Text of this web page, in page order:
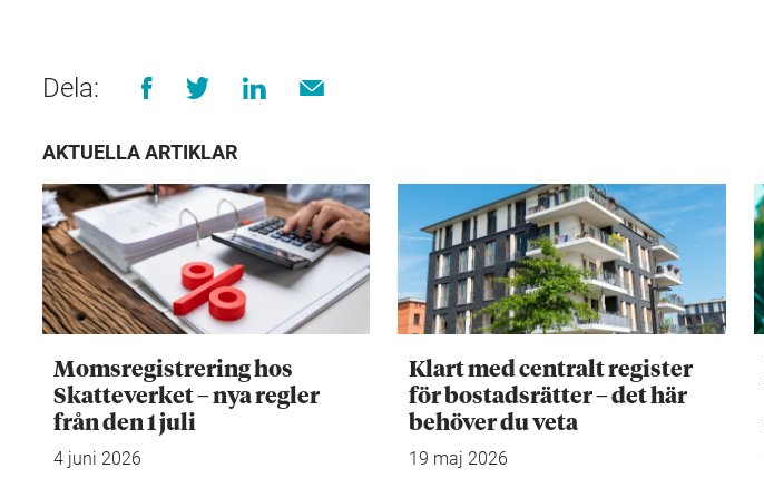
Dela:
AKTUELLA ARTIKLAR
Momsregistrering hos
Skatteverket – nya regler
från den 1 juli
4 juni 2026
Klart med centralt register
för bostadsrätter – det här
behöver du veta
19 maj 2026